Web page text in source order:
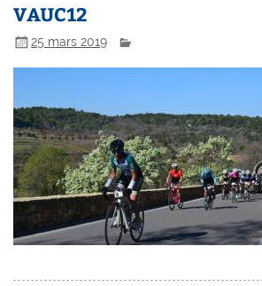
VAUC12
25 mars 2019